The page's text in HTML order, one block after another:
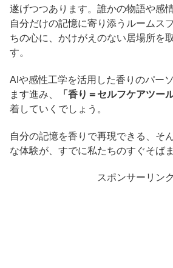
遂げつつあります。誰かの物語や感
自分だけの記憶に寄り添うルームス
ちの心に、かけがえのない居場所を
す。
AIや感性工学を活用した香りのパー
ます進み、
「香り＝セルフケアツール
着していくでしょう。
自分の記憶を香りで再現できる、そ
な体験が、すでに私たちのすぐそば
スポンサーリンク